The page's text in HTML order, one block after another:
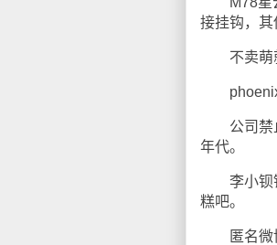
接挂钩，其
不卖萌就
phoenixli
公司禁止
年代。
李小钡钡
糕吧。
匿名微博